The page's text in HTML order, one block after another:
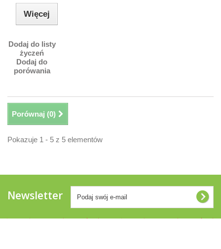
Więcej
Dodaj do listy
życzeń
Dodaj do
porówania
Porównaj (0)
Pokazuje 1 - 5 z 5 elementów
Newsletter